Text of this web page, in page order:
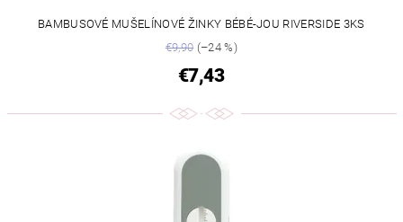
BAMBUSOVÉ MUŠELÍNOVÉ ŽINKY BÉBÉ-JOU RIVERSIDE 3KS
€9,90(–24 %)
€7,43